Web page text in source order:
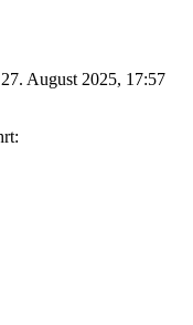
August 2025, 17:57